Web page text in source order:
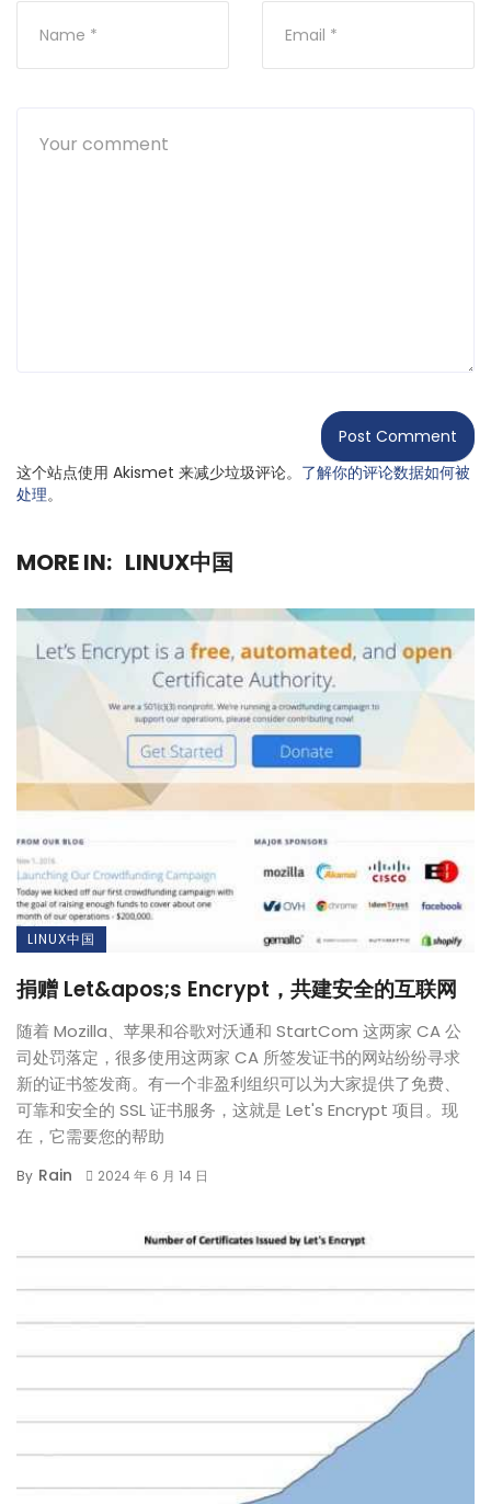
这个站点使用 Akismet 来减少垃圾评论。 了解你的评论数据如何被
处理。
MORE IN: LINUX中国
LINUX中国
捐赠 Let&apos;s Encrypt，共建安全的互联网
随着 Mozilla、苹果和谷歌对沃通和 StartCom 这两家 CA 公
司处罚落定，很多使用这两家 CA 所签发证书的网站纷纷寻求
新的证书签发商。有一个非盈利组织可以为大家提供了免费、
可靠和安全的 SSL 证书服务，这就是 Let's Encrypt 项目。现
在，它需要您的帮助
By Rain 2024 年 6 月 14 日